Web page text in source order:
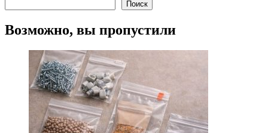
Поиск
Возможно, вы пропустили